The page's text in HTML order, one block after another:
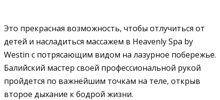
Это прекрасная возможность, чтобы отлучиться от
детей и насладиться массажем в Heavenly Spa by
Westin с потрясающим видом на лазурное побережье.
Балийский мастер своей профессиональной рукой
пройдется по важнейшим точкам на теле, открыв
второе дыхание к бодрой жизни.